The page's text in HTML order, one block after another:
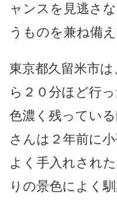
ャンスを見逃さ
うものを兼ね備
東京都久留米市
ら２０分ほど行
色濃く残ってい
さんは２年前に
よく手入れされ
りの景色によく馴